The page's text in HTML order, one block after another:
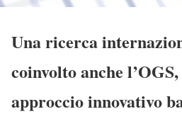
Una ricerca
coinvolto anche
approccio innovativo